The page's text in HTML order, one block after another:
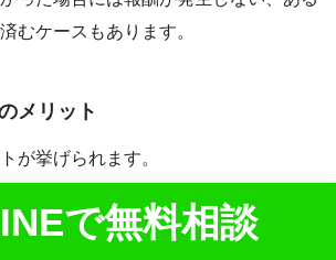
むケースもあります。
メリット
が挙げられます。
えられるで無料相談